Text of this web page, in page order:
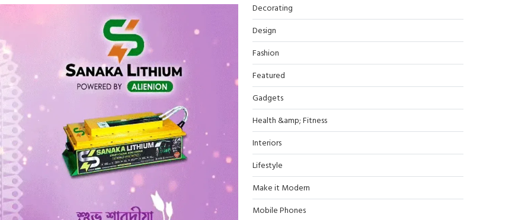
Decorating
Design
Fashion
Featured
Gadgets
Health &amp; Fitness
Interiors
Lifestyle
Make it Modern
Mobile Phones